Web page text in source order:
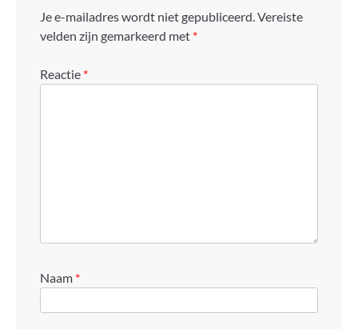
Je e-mailadres wordt niet gepubliceerd.Vereiste
velden zijn gemarkeerd met *
Reactie *
Naam *